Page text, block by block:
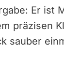
Er ist
präzisen
sauber